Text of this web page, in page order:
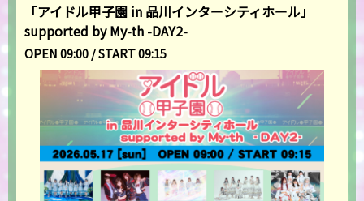
「アイドル甲子園 in 品川インターシティホール」
supported by My-th -DAY2-
OPEN 09:00 / START 09:15